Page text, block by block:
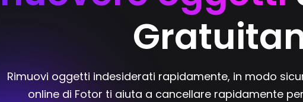
Rimuovi oggetti indesiderati rapidamente, in modo
online di Fotor ti aiuta a cancellare rapidamente